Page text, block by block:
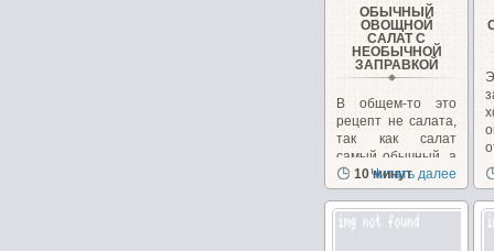
ОБЫЧНЫЙ
ОВОЩНОЙ
САЛАТ С
НЕОБЫЧНОЙ
ЗАПРАВКОЙ
В общем-то это
рецепт не салата,
так как салат
самый обычный, а
рецепт заправки.
10 минут
Читать далее